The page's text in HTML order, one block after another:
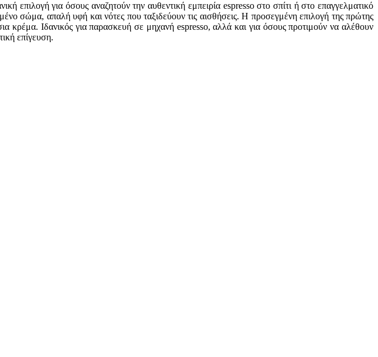
για όσους αναζητούν την αυθεντική εμπειρία espresso στο σπίτι ή στο επαγγελματικό
σώμα, απαλή υφή και νότες που ταξιδεύουν τις αισθήσεις. Η προσεγμένη επιλογή της πρώτης
κρέμα. Ιδανικός για παρασκευή σε μηχανή espresso, αλλά και για όσους προτιμούν να αλέθουν
επίγευση.